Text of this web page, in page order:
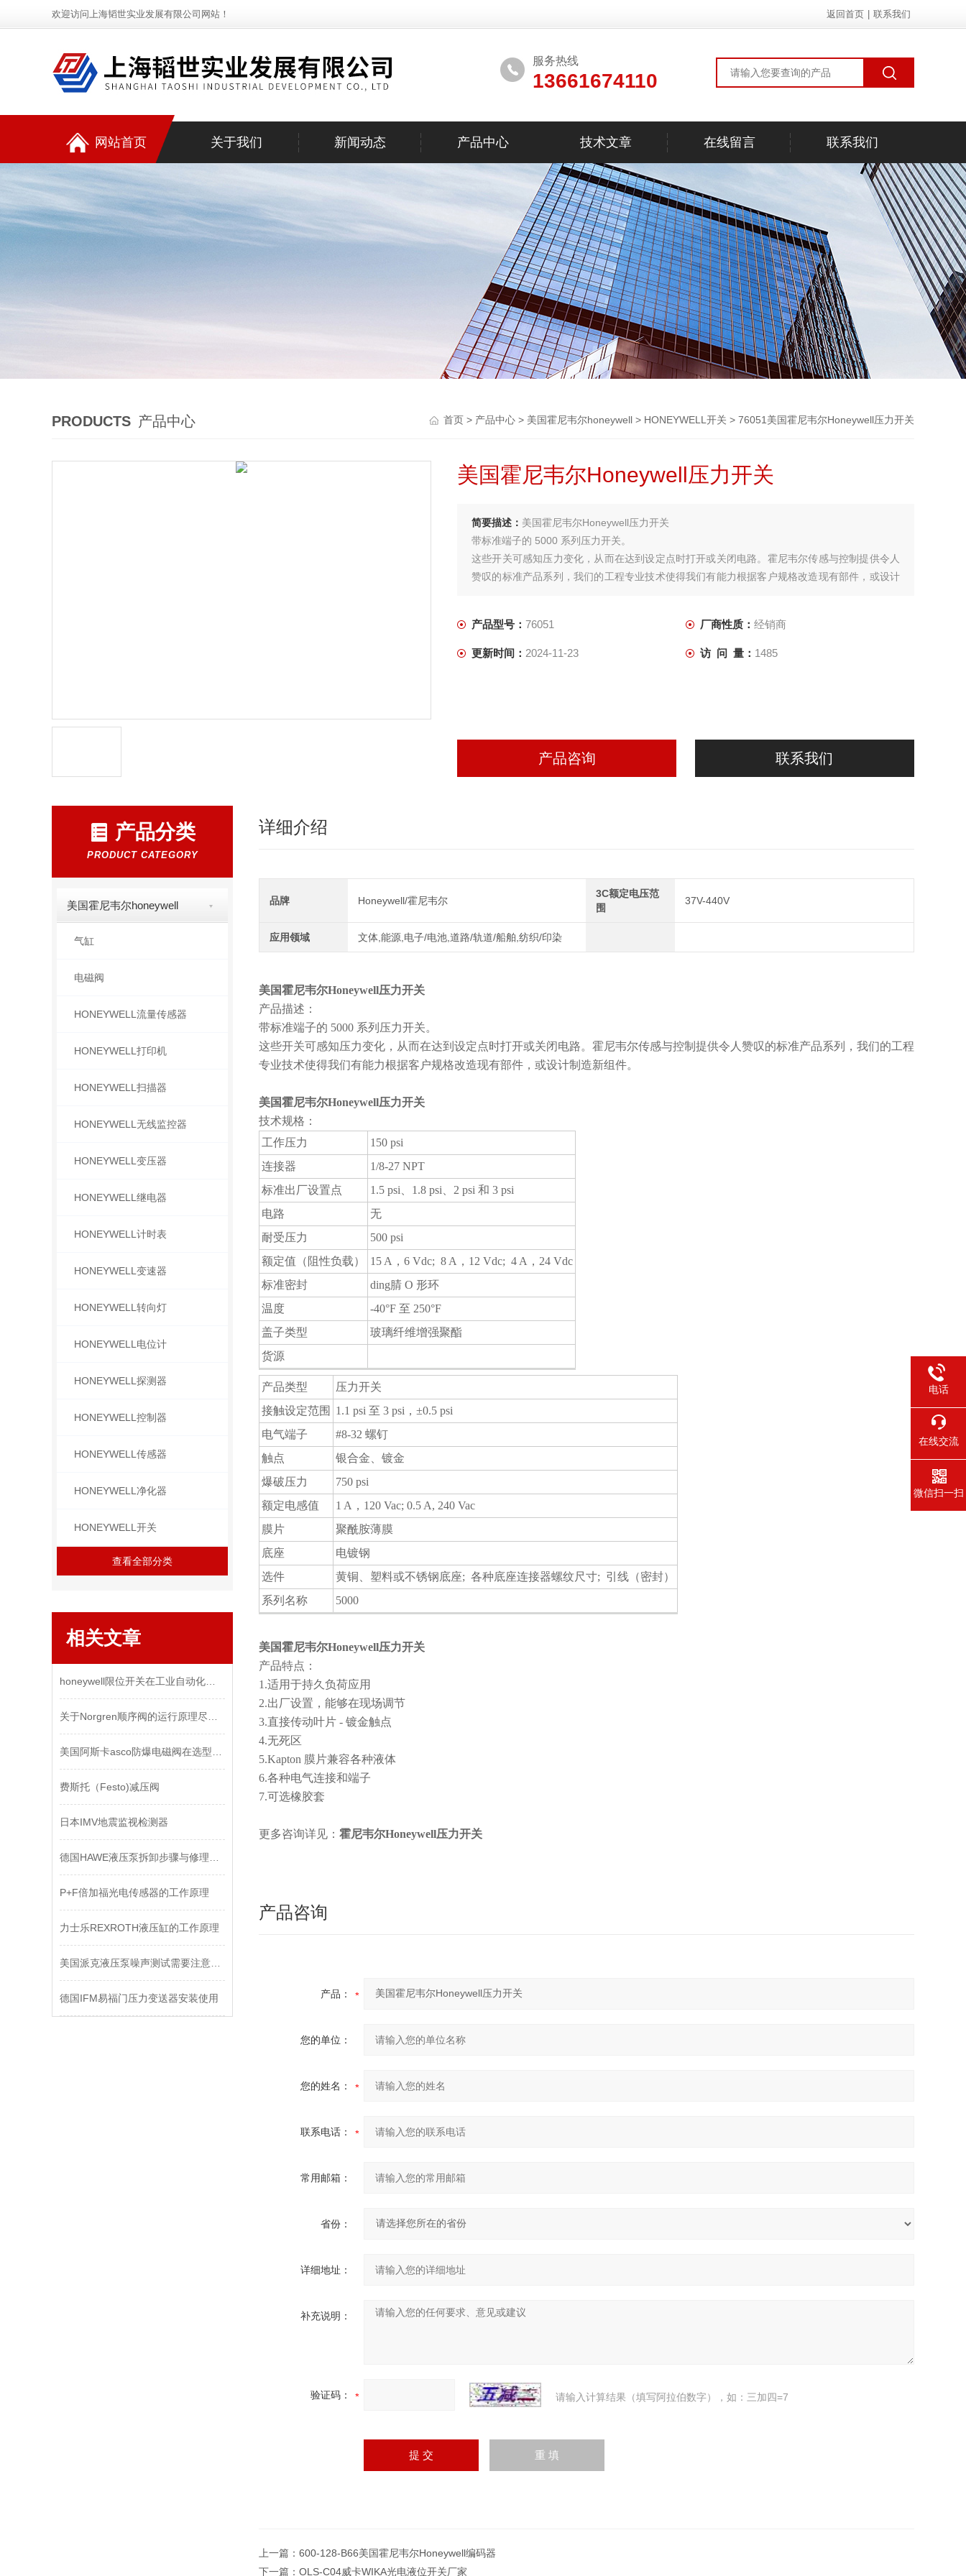
欢迎访问上海韬世实业发展有限公司网站！ 返回首页 联系我们
服务热线
13661674110
网站首页 关于我们 新闻动态 产品中心 技术文章 在线留言 联系我们
PRODUCTS 产品中心 首页 > 产品中心 > 美国霍尼韦尔honeywell > HONEYWELL开关 > 76051美国霍尼韦尔Honeywell压力开关
美国霍尼韦尔Honeywell压力开关
简要描述： 美国霍尼韦尔Honeywell压力开关
带标准端子的 5000 系列压力开关。
这些开关可感知压力变化，从而在达到设定点时打开或关闭电路。霍尼韦尔传感与控制提供令人
赞叹的标准产品系列，我们的工程专业技术使得我们有能力根据客户规格改造现有部件，或设计
产品型号： 76051 厂商性质： 经销商
更新时间： 2024-11-23 访 问 量： 1485
产品咨询 联系我们
产品分类
PRODUCT CATEGORY
美国霍尼韦尔honeywell
气缸
电磁阀
HONEYWELL流量传感器
HONEYWELL打印机
HONEYWELL扫描器
HONEYWELL无线监控器
HONEYWELL变压器
HONEYWELL继电器
HONEYWELL计时表
HONEYWELL变速器
HONEYWELL转向灯
HONEYWELL电位计
HONEYWELL探测器
HONEYWELL控制器
HONEYWELL传感器
HONEYWELL净化器
HONEYWELL开关
查看全部分类
相关文章
费斯托（Festo)减压阀
日本IMV地震监视检测器
P+F倍加福光电传感器的工作原理
力士乐REXROTH液压缸的工作原理
德国IFM易福门压力变送器安装使用
详细介绍
品牌 Honeywell/霍尼韦尔
3C额定电压范
围
37V-440V
应用领域 文体,能源,电子/电池,道路/轨道/船舶,纺织/印染
美国霍尼韦尔Honeywell压力开关
产品描述：
带标准端子的 5000 系列压力开关。
这些开关可感知压力变化，从而在达到设定点时打开或关闭电路。霍尼韦尔传感与控制提供令人赞叹的标准产品系列，我们的工程
专业技术使得我们有能力根据客户规格改造现有部件，或设计制造新组件。
美国霍尼韦尔Honeywell压力开关
技术规格：
工作压力
150 psi
连接器
1/8-27 NPT
标准出厂设置点
1.5 psi、1.8 psi、2 psi 和 3 psi
电路
无
耐受压力
500 psi
额定值（阻性负载）
15 A，6 Vdc; 8 A，12 Vdc; 4 A，24 Vdc
标准密封
ding腈 O 形环
温度
-40°F 至 250°F
盖子类型
玻璃纤维增强聚酯
货源
产品类型
压力开关
接触设定范围
1.1 psi 至 3 psi，±0.5 psi
电气端子
#8-32 螺钉
触点
银合金、镀金
爆破压力
750 psi
额定电感值
1 A，120 Vac; 0.5 A, 240 Vac
膜片
聚酰胺薄膜
底座
电镀钢
选件
黄铜、塑料或不锈钢底座; 各种底座连接器螺纹尺寸; 引线（密封）
系列名称
5000
美国霍尼韦尔Honeywell压力开关
产品特点：
1.适用于持久负荷应用
2.出厂设置，能够在现场调节
3.直接传动叶片 - 镀金触点
4.无死区
5.Kapton 膜片兼容各种液体
6.各种电气连接和端子
7.可选橡胶套
更多咨询详见： 霍尼韦尔Honeywell压力开关
产品咨询
产品：
您的单位：
您的姓名：
联系电话：
常用邮箱：
省份：
详细地址：
补充说明：
验证码： 请输入计算结果（填写阿拉伯数字），如：三加四=7
上一篇： 600-128-B66美国霍尼韦尔Honeywell编码器
下一篇： OLS-C04威卡WIKA光电液位开关厂家
电话
在线交流
微信扫一扫